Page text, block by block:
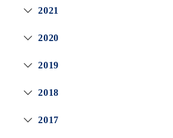
2021
2020
2019
2018
2017